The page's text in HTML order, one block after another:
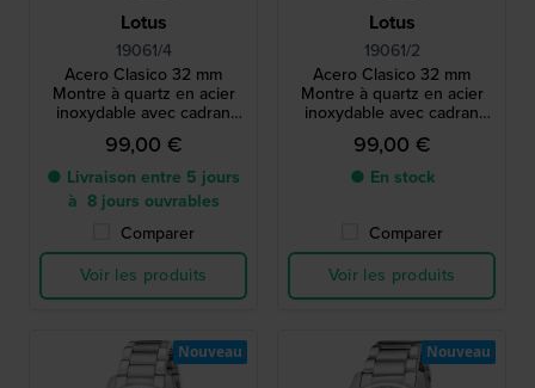
Lotus
19061/4
Acero Clasico 32 mm
Montre à quartz en acier
inoxydable avec cadran
Nacre
99,00 €
● Livraison entre 5 jours
à 8 jours ouvrables
Comparer
Voir les produits
Lotus
19061/2
Acero Clasico 32 mm
Montre à quartz en acier
inoxydable avec cadran
Nacre
99,00 €
● En stock
Comparer
Voir les produits
Nouveau Nouveau